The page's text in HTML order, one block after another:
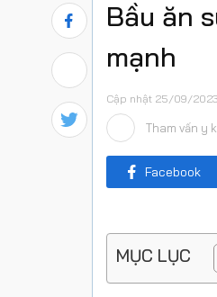
Bầu ăn
mạnh
Cập nhật 25/09/2023
Tham vấn y
Facebook
MỤC LỤC